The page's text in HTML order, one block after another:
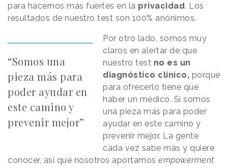
para hacernos más fuertes en la privacidad. Los
resultados de nuestro test son 100% anónimos.
“Somos una
pieza más para
poder ayudar en
este camino y
prevenir mejor”
Por otro lado, somos muy
claros en alertar de que
nuestro test no es un
diagnóstico clínico, porque
para ofrecerlo tiene que
haber un médico. Sí somos
una pieza más para poder
ayudar en este camino y
prevenir mejor. La gente
cada vez sabe más y quiere
conocer, así que nosotros aportamos empowerment